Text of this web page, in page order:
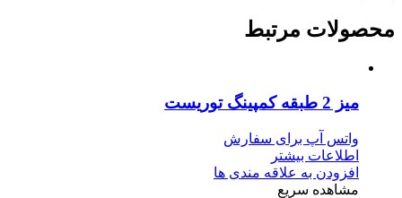
محصولات مرتبط
میز 2 طبقه کمپینگ توریست
واتس آپ برای سفارش
اطلاعات بیشتر
افزودن به علاقه مندی ها
مشاهده سریع